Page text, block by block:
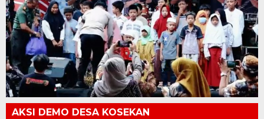
AKSI DEMO DESA KOSEKAN